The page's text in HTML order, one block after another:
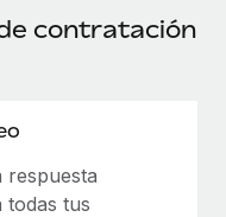
contratación
respuesta
todas tus